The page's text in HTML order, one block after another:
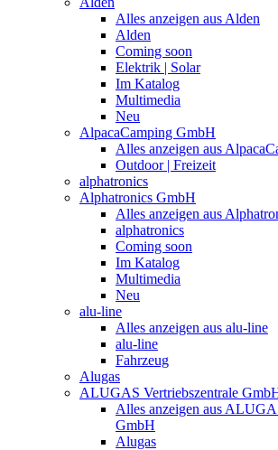
Alles anzeigen aus Alden
Alden
Coming soon
Elektrik | Solar
Im Katalog
Multimedia
Neu
AlpacaCamping GmbH
Alles anzeigen aus
Outdoor | Freizeit
alphatronics
Alphatronics GmbH
Alles anzeigen aus
alphatronics
Coming soon
Im Katalog
Multimedia
Neu
alu-line
Alles anzeigen aus alu-line
alu-line
Fahrzeug
Alugas
ALUGAS Vertriebszentrale
Alles anzeigen aus
GmbH
Alugas